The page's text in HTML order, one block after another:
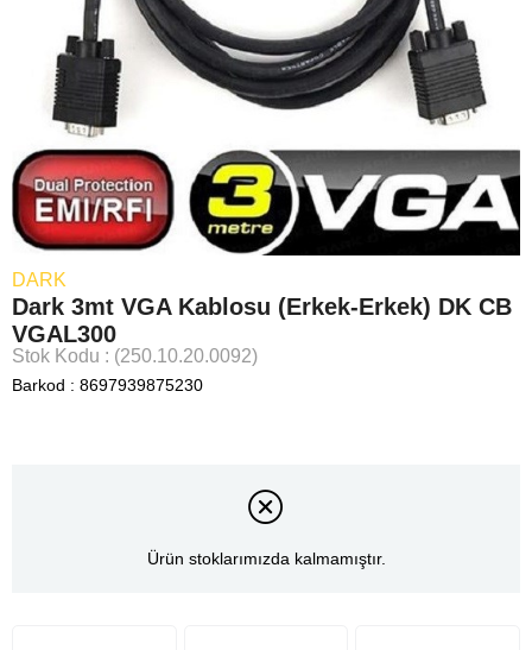
DARK
Dark 3mt VGA Kablosu (Erkek-Erkek) DK CB
VGAL300
Stok Kodu (250.10.20.0092)
Barkod : 8697939875230
Ürün stoklarımızda kalmamıştır.